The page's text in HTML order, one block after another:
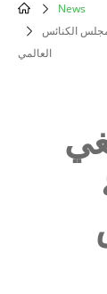
News
العالمي